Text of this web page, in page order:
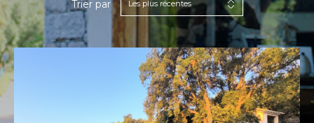
Trier par Les plus récentes